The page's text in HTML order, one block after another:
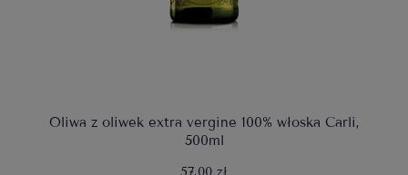
Oliwa z oliwek extra vergine 100% włoska Carli,
500ml
57,00 zł